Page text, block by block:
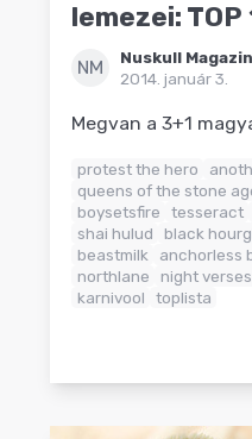
lemezei: TOP
NM
Nuskull Magazin
2014. január 3.
Megvan a 3+1
protest the hero
queens of the stone
boysetsfire
tesseract
shai hulud
black
beastmilk
anchorless
northlane
night verses
karnivool
toplista